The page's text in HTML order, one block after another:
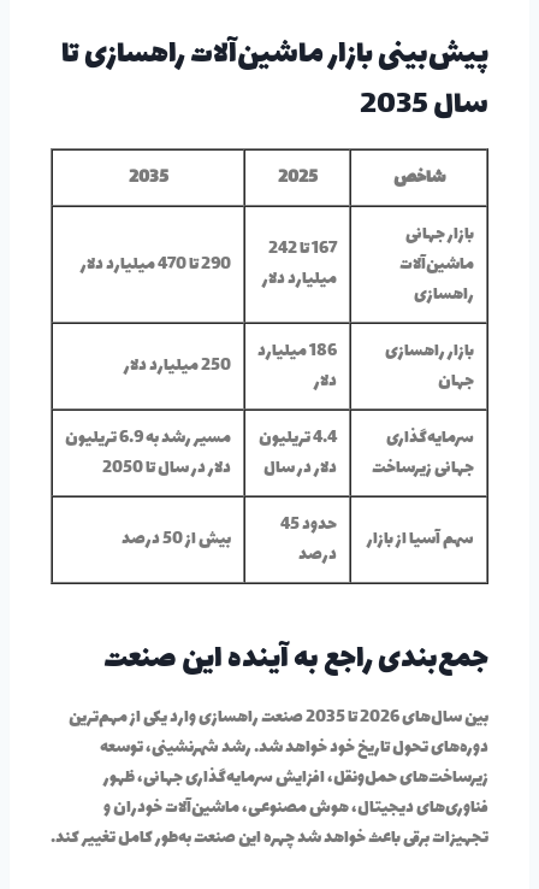
پیش‌بینی بازار ماشین‌آلات راهسازی تا
سال 2035
شاخص 2025
2035
بازار جهانی
ماشین‌آلات
راهسازی
167 تا 242
میلیارد دلار
290 تا 470 میلیارد دلار
بازار راهسازی
جهان
186 میلیارد
دلار
250 میلیارد دلار
سرمایه‌گذاری
جهانی زیرساخت
4.4 تریلیون
دلار در سال
مسیر رشد به 6.9 تریلیون
دلار در سال تا 2050
سهم آسیا از بازار
حدود 45
درصد
بیش از 50 درصد
جمع‌بندی راجع به آینده این صنعت
بین سال‌های 2026 تا 2035 صنعت راهسازی وارد یکی از مهم‌ترین
دوره‌های تحول تاریخ خود خواهد شد. رشد شهرنشینی، توسعه
زیرساخت‌های حمل‌ونقل، افزایش سرمایه‌گذاری جهانی، ظهور
فناوری‌های دیجیتال، هوش مصنوعی، ماشین‌آلات خودران و
تجهیزات برقی باعث خواهد شد چهره این صنعت به‌طور کامل تغییر کند.